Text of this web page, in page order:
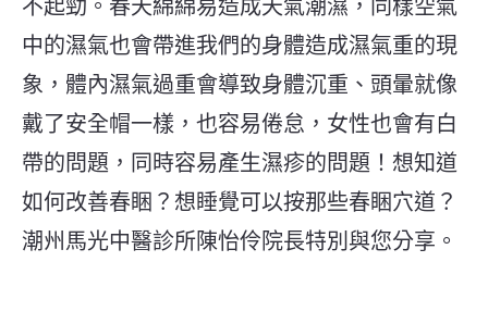
不起勁。春天綿綿易造成天氣潮濕，同樣空氣
中的濕氣也會帶進我們的身體造成濕氣重的現
象，體內濕氣過重會導致身體沉重、頭暈就像
戴了安全帽一樣，也容易倦怠，女性也會有白
帶的問題，同時容易產生濕疹的問題！ 想知道
如何改善春睏？想睡覺可以按那些春睏穴道？
潮州馬光中醫診所陳怡伶院長特別與您分享。